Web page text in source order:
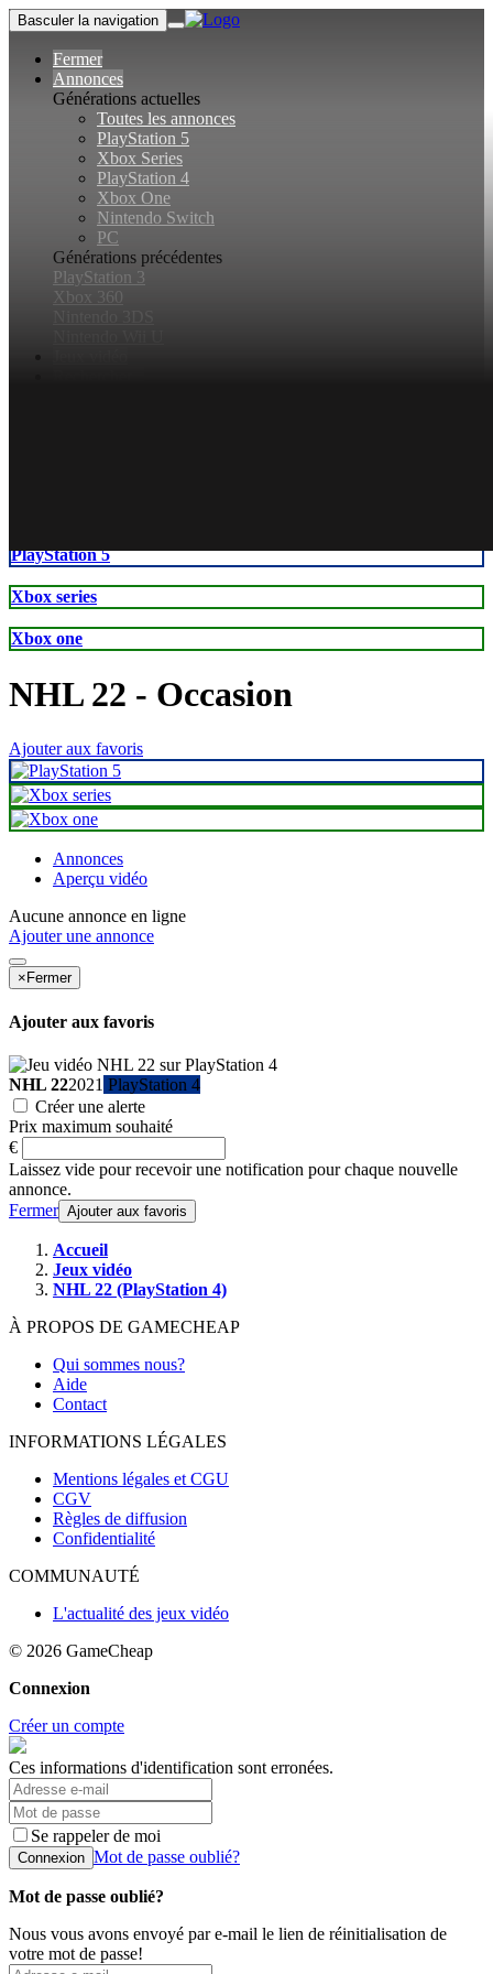
Basculer la navigation
Fermer
Annonces
Générations actuelles
Toutes les annonces
PlayStation 5
Xbox Series
PlayStation 4
Xbox One
Nintendo Switch
PC
Générations précédentes
PlayStation 3
Xbox 360
PlayStation 5
Xbox series
Xbox one
NHL 22 - Occasion
Ajouter aux favoris
Annonces
Aperçu vidéo
Aucune annonce en ligne
Ajouter une annonce
× Fermer
Ajouter aux favoris
NHL 222021 PlayStation 4
Créer une alerte
Prix maximum souhaité
€
Laissez vide pour recevoir une notification pour chaque nouvelle
annonce.
Fermer Ajouter aux favoris
Accueil
Jeux vidéo
NHL 22 (PlayStation 4)
À PROPOS DE GAMECHEAP
Qui sommes nous?
Aide
Contact
INFORMATIONS LÉGALES
Mentions légales et CGU
CGV
Règles de diffusion
Confidentialité
COMMUNAUTÉ
L'actualité des jeux vidéo
© 2026 GameCheap
Connexion
Créer un compte
Ces informations d'identification sont erronées.
Se rappeler de moi
Connexion Mot de passe oublié?
Mot de passe oublié?
Nous vous avons envoyé par e-mail le lien de réinitialisation de
votre mot de passe!